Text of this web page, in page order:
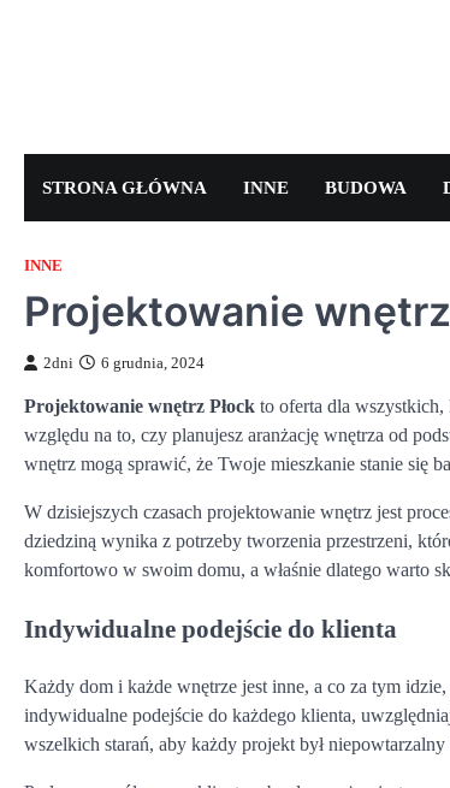
STRONA GŁÓWNA INNE BUDOWA
INNE
Projektowanie
2dni 6 grudnia, 2024
Projektowanie wnętrz Płock to oferta dla wszystkich,
względu na to, czy planujesz aranżację wnętrza od
wnętrz mogą sprawić, że Twoje mieszkanie stanie się
W dzisiejszych czasach projektowanie wnętrz jest
dziedziną wynika z potrzeby tworzenia przestrzeni,
komfortowo w swoim domu, a właśnie dlatego warto
Indywidualne podejście do klienta
Każdy dom i każde wnętrze jest inne, a co za tym
indywidualne podejście do każdego klienta,
wszelkich starań, aby każdy projekt był